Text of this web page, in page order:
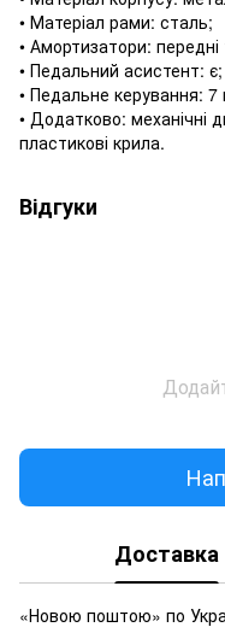
• Матеріал рами: сталь;
• Амортизатори: передні
• Педальний асистент: є;
• Педальне керування:
• Додатково: механічні
пластикові крила.
Відгуки
Доставка
«Новою поштою» по